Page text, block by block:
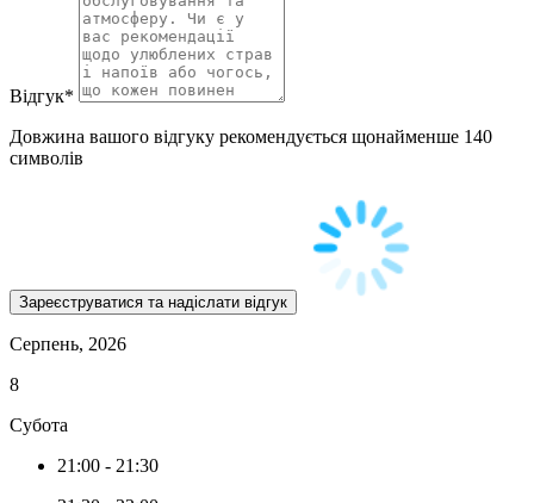
Відгук*
Довжина вашого відгуку рекомендується щонайменше 140
символів
Серпень, 2026
8
Субота
21:00 - 21:30